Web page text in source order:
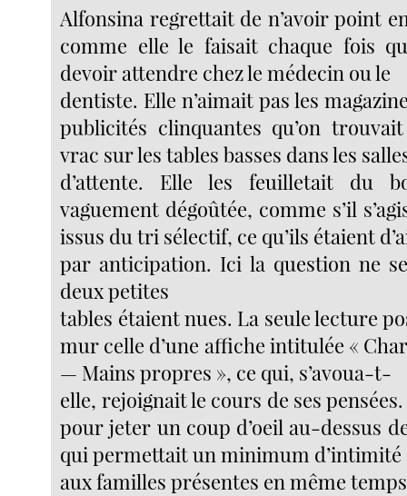
Alfonsina regrettait de n’avoir point
comme elle le faisait chaque fois
devoir attendre chez le médecin ou le
dentiste. Elle n’aimait pas les
publicités clinquantes qu’on
vrac sur les tables basses dans les
d’attente. Elle les feuilletait du
vaguement dégoûtée, comme s’il
issus du tri sélectif, ce qu’ils étaient
par anticipation. Ici la question ne
deux petites
tables étaient nues. La seule lecture
mur celle d’une affiche intitulée «
— Mains propres », ce qui, s’avoua-t-
elle, rejoignait le cours de ses
pour jeter un coup d’oeil au-dessus
qui permettait un minimum d’intimité
aux familles présentes en même